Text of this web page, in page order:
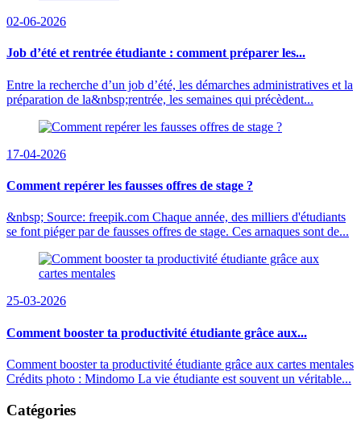
02-06-2026
Job d’été et rentrée étudiante : comment préparer les...
Entre la recherche d’un job d’été, les démarches administratives et la
préparation de la&nbsp;rentrée, les semaines qui précèdent...
17-04-2026
Comment repérer les fausses offres de stage ?
&nbsp; Source: freepik.com Chaque année, des milliers d'étudiants
se font piéger par de fausses offres de stage. Ces arnaques sont de...
25-03-2026
Comment booster ta productivité étudiante grâce aux...
Comment booster ta productivité étudiante grâce aux cartes mentales
Crédits photo : Mindomo La vie étudiante est souvent un véritable...
Catégories